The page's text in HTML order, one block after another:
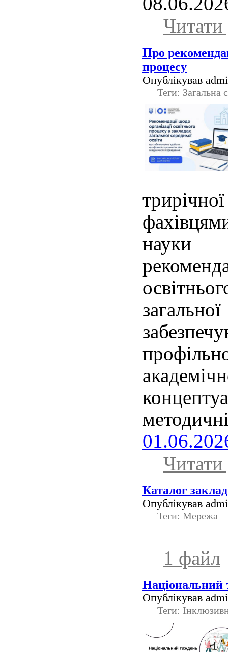
Про
процесу
Опублікував
Теги: Загальна
науки
Каталог
Опублікував
Теги: Мережа
1 файл
Національний
Опублікував
Теги: